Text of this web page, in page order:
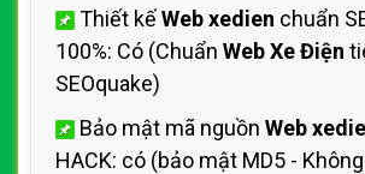
Thiết kếWeb xedien chuẩn
100%: Có (Chuẩn Web Xe Điện
SEOquake)
Bảo mật mã nguồn Web
HACK: có (bảo mật MD5 -